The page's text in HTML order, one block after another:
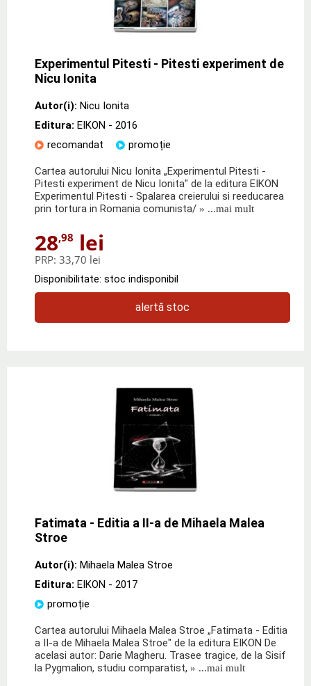
Experimentul Pitesti - Pitesti experiment de
Nicu Ionita
Autor(i): Nicu Ionita
Editura: EIKON - 2016
recomandat
promoție
Cartea autorului Nicu Ionita „Experimentul Pitesti -
Pitesti experiment de Nicu Ionita" de la editura EIKON
Experimentul Pitesti - Spalarea creierului si reeducarea
prin tortura in Romania comunista/ » ...mai mult
28,98 lei
PRP: 33,70 lei
Disponibilitate: stoc indisponibil
alertă stoc
Fatimata - Editia a II-a de Mihaela Malea
Stroe
Autor(i): Mihaela Malea Stroe
Editura: EIKON - 2017
promoție
Cartea autorului Mihaela Malea Stroe „Fatimata - Editia
a II-a de Mihaela Malea Stroe" de la editura EIKON De
acelasi autor: Darie Magheru. Trasee tragice, de la Sisif
la Pygmalion, studiu comparatist, » ...mai mult